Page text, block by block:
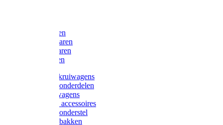
Snoeischaren
Heggenscharen
Takkenscharen
Snoeimessen
Landbouwkruiwagens
Kruiwagenonderdelen
Bouwkruiwagens
Kruiwagen accessoires
Kruiwagenonderstel
Kruiwagenbakken